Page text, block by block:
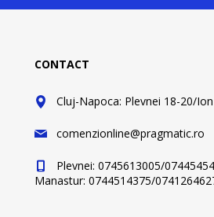
CONTACT
Cluj-Napoca: Plevnei 18-20/
comenzionline@pragmatic.ro
Plevnei: 0745613005/
Manastur: 0744514375/